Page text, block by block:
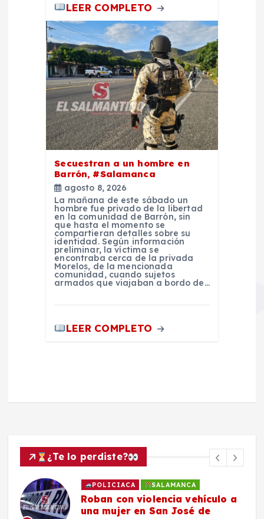
LEER COMPLETO
Secuestran a un hombre en
Barrón, #Salamanca
agosto 8, 2026
La mañana de este sábado un
hombre fue privado de la libertad
en la comunidad de Barrón, sin
que hasta el momento se
compartieran detalles sobre su
identidad. Según información
preliminar, la víctima se
encontraba cerca de la privada
Morelos, de la mencionada
comunidad, cuando sujetos
armados que viajaban a bordo de…
LEER COMPLETO
¿Te lo perdiste?
POLICIACA SALAMANCA
Roban con violencia vehículo a
una mujer en San José de